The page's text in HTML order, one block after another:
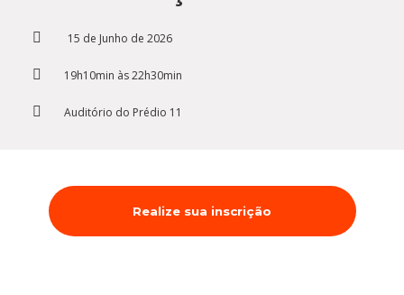
Médicas
Conosco
& Você - Comunidade
Gustavo Adolfo
15 de Junho de 2026
19h10min às 22h30min
Auditório do Prédio 11
Realize sua inscrição